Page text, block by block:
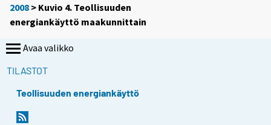
2008 > Kuvio 4. Teollisuuden
energiankäyttö maakunnittain
Avaa valikko
TILASTOT
Teollisuuden energiankäyttö